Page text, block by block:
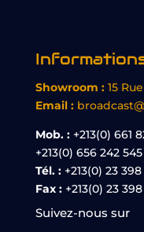
Showroom : 15
Email :
Mob. :+213(0) 661
+213(0) 656 242
Tél. : +213(0) 23 398
Fax : +213(0) 23 398
Suivez-nous sur